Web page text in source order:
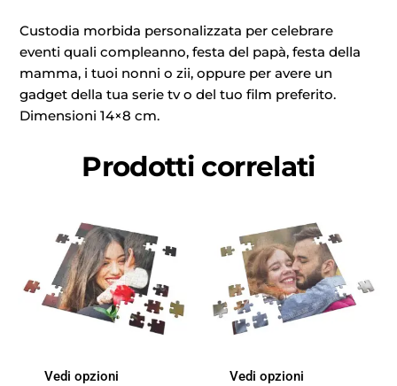
Custodia morbida personalizzata per celebrare
eventi quali compleanno, festa del papà, festa della
mamma, i tuoi nonni o zii, oppure per avere un
gadget della tua serie tv o del tuo film preferito.
Dimensioni 14×8 cm.
Prodotti correlati
Vedi opzioni Vedi opzioni